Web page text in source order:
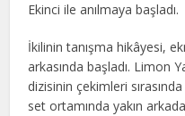
Ekinci ile anılmaya başladı.
İkilinin tanışma hikâyesi,
arkasında başladı. Limon
dizisinin çekimleri
set ortamında yakın